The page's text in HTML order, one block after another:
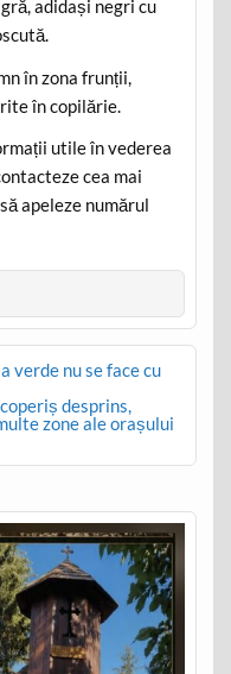
adidași negri cu
în zona frunții,
în copilărie.
utile în vederea
cea mai
apeleze numărul
verde nu se face cu
desprins,
zone ale orașului